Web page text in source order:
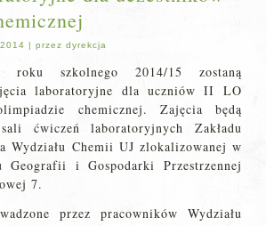
|przez dyrekcja
szkolnego 2014/15 zostaną
laboratoryjne dla uczniów II LO
chemicznej. Zajęcia będą
ćwiczeń laboratoryjnych Zakładu
Wydziału Chemii UJ zlokalizowanej w
Geografii i Gospodarki Przestrzennej
7.
przez pracowników Wydziału